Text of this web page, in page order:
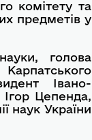
комітету та
предметів у
голова
Карпатського
Івано-
Ігор Цепенда,
наук України